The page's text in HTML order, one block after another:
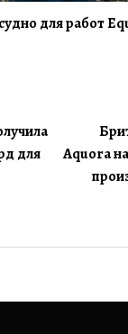
для работ
для
Aquora